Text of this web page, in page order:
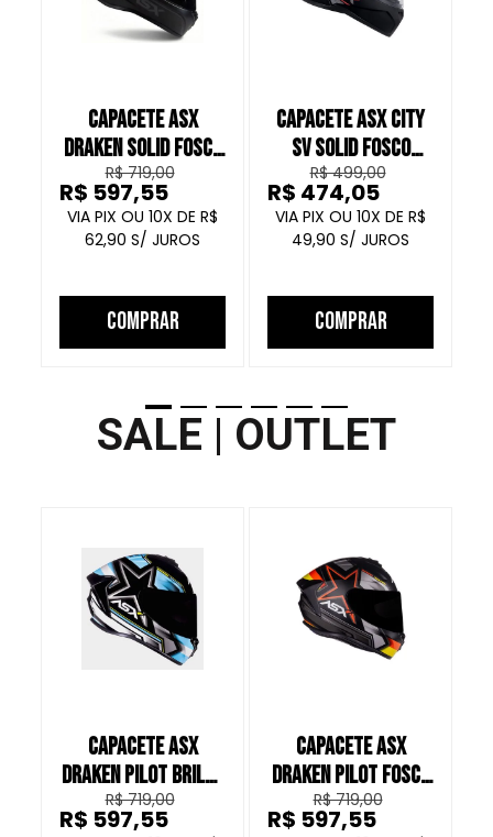
CAPACETE ASX
DRAKEN SOLID FOSCO
PRETO
R$ 719,00
10
R$
62,90
R$ 597,55
COMPRAR
CAPACETE ASX CITY
SV SOLID FOSCO
PRETO GRAFITE
R$ 499,00
10
R$
49,90
R$ 474,05
COMPRAR
SALE | OUTLET
CAPACETE ASX
DRAKEN PILOT BRILHO
PRETO AZUL AMARELO
R$ 719,00
R$ 597,55
CAPACETE ASX
DRAKEN PILOT FOSCO
PRETO VERMELHO
R$ 719,00
R$ 597,55